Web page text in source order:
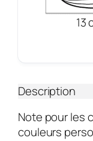
13
Description
Note pour les
couleurs